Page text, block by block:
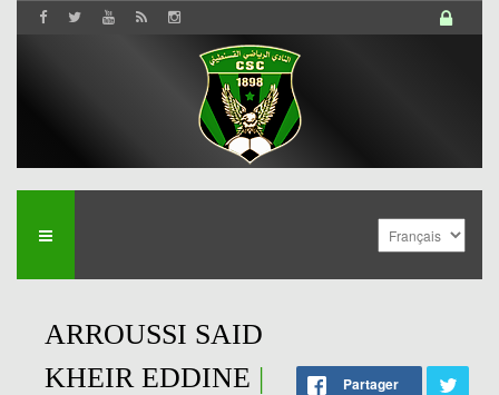
ARROUSSI SAID
KHEIR EDDINE |
Partager